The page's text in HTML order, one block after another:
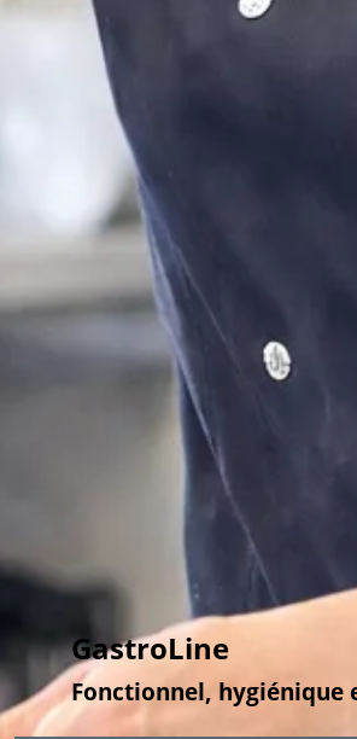
GastroLine
Fonctionnel, hygiénique